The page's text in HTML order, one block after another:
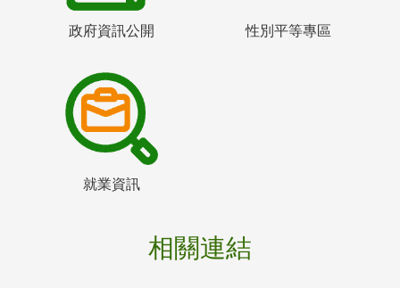
政府資訊公開 性別平等專區
就業資訊
相關連結